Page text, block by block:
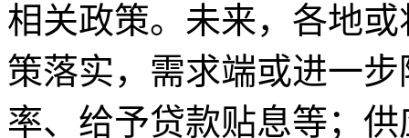
相关政策。未来，各地
策落实，需求端或进一
率、给予贷款贴息等；